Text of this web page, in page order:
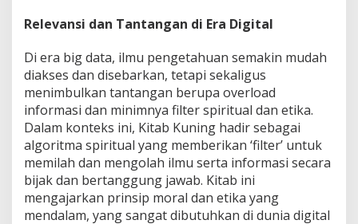
Relevansi dan Tantangan di Era Digital
Di era big data, ilmu pengetahuan semakin mudah
diakses dan disebarkan, tetapi sekaligus
menimbulkan tantangan berupa overload
informasi dan minimnya filter spiritual dan etika.
Dalam konteks ini, Kitab Kuning hadir sebagai
algoritma spiritual yang memberikan ‘filter’ untuk
memilah dan mengolah ilmu serta informasi secara
bijak dan bertanggung jawab. Kitab ini
mengajarkan prinsip moral dan etika yang
mendalam, yang sangat dibutuhkan di dunia digital